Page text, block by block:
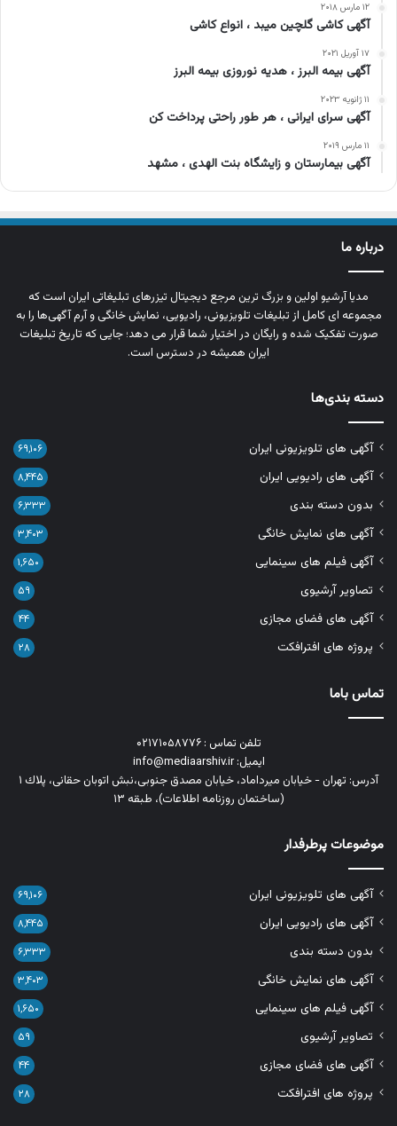
۱۲ مارس ۲۰۱۸
آگهی کاشی گلچین میبد ، انواع کاشی
۱۷ آوریل ۲۰۲۱
آگهی بیمه البرز ، هدیه نوروزی بیمه البرز
۱۱ ژانویه ۲۰۲۳
آگهی سرای ایرانی ، هر طور راحتی پرداخت کن
۱۱ مارس ۲۰۱۹
آگهی بیمارستان و زایشگاه بنت الهدی ، مشهد
درباره ما
مدیا آرشیو اولین و بزرگ‌ ترین مرجع دیجیتال تیزرهای تبلیغاتی ایران است که
مجموعه‌ ای کامل از تبلیغات تلویزیونی، رادیویی، نمایش خانگی و آرم‌ آگهی‌ها را به‌
صورت تفکیک‌ شده و رایگان در اختیار شما قرار می‌ دهد؛ جایی که تاریخ تبلیغات
ایران همیشه در دسترس است.
دسته بندی‌ها
آگهی های تلویزیونی ایران ۶۹,۱۰۶
آگهی های رادیویی ایران ۸,۴۴۵
بدون دسته بندی ۶,۳۳۳
آگهی های نمایش خانگی ۳,۴۰۳
آگهی فیلم های سینمایی ۱,۶۵۰
تصاویر آرشیوی ۵۹
آگهی های فضای مجازی ۴۴
پروژه های افترافکت ۲۸
تماس باما
تلفن تماس : ۰۲۱۷۱۰۵۸۷۷۶
ایمیل: info@mediaarshiv.ir
آدرس: تهران - خیابان میرداماد، خیابان مصدق جنوبی،نبش اتوبان حقانی، پلاك ١
(ساختمان روزنامه اطلاعات)، طبقه ۱۳
موضوعات پرطرفدار
آگهی های تلویزیونی ایران ۶۹,۱۰۶
آگهی های رادیویی ایران ۸,۴۴۵
بدون دسته بندی ۶,۳۳۳
آگهی های نمایش خانگی ۳,۴۰۳
آگهی فیلم های سینمایی ۱,۶۵۰
تصاویر آرشیوی ۵۹
آگهی های فضای مجازی ۴۴
پروژه های افترافکت ۲۸